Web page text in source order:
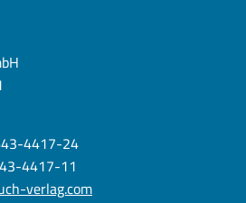
4417-24
4417-11
verlag.com